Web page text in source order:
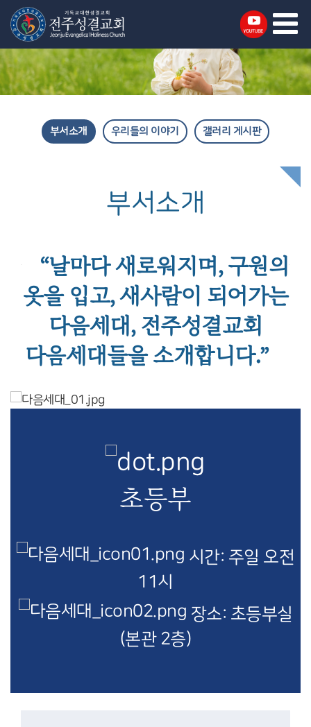
부서소개 우리들의 이야기 갤러리 게시판
부서소개
“날마다 새로워지며, 구원의
옷을 입고, 새사람이 되어가는
다음세대, 전주성결교회
다음세대들을 소개합니다.”
초등부
시간: 주일 오전
11시
장소: 초등부실
(본관 2층)